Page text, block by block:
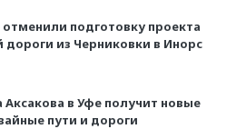
подготовку проекта
дороги из Черниковки в Инорс
Аксакова в Уфе получит новые
пути и дороги